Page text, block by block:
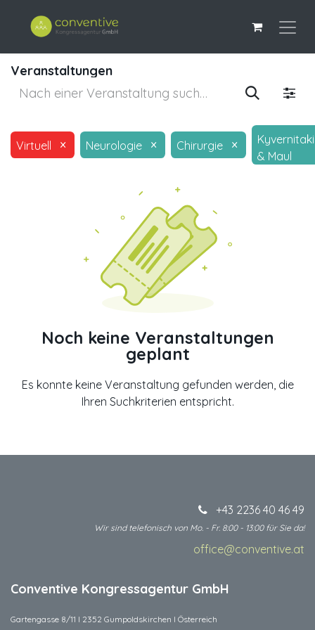
Veranstaltungen
Virtuell × Neurologie × Chirurgie ×
& Maul
Noch keine Veranstaltungen
geplant
Es konnte keine Veranstaltung gefunden werden, die
Ihren Suchkriterien entspricht.
+43 2236 40 46 49
Wir sind telefonisch von Mo. - Fr. 8:00 - 13:00 für Sie da!
office@conventive.at
Conventive Kongressagentur GmbH
Gartengasse 8/11 I 2352 Gumpoldskirchen I Österreich